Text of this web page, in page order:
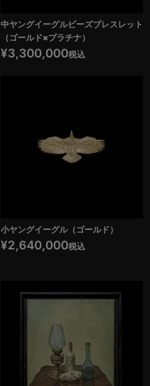
中ヤングイーグルビーズブレスレット
（ゴールド×プラチナ）
¥3,300,000税込
小ヤングイーグル（ゴールド）
¥2,640,000税込